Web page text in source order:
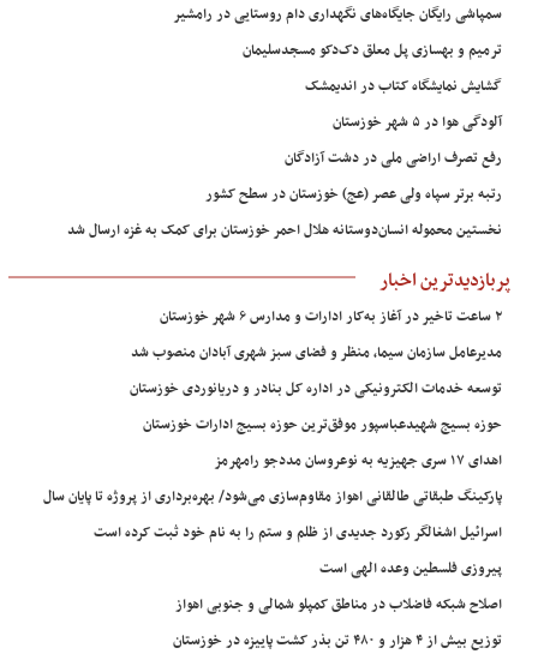
سمپاشی رایگان جایگاه‌های نگهداری دام روستایی در رامشیر
ترمیم و بهسازی پل معلق دک‌دکو مسجدسلیمان
گشایش نمایشگاه کتاب در اندیمشک
آلودگی هوا در ۵ شهر خوزستان
رفع تصرف اراضی ملی در دشت آزادگان
رتبه برتر سپاه ولی عصر (عج) خوزستان در سطح کشور
نخستین محموله انسان‌دوستانه هلال احمر خوزستان برای کمک به غزه ارسال شد
پربازدیدترین اخبار
۲ ساعت تاخیر در آغاز به‌کار ادارات و مدارس ۶ شهر خوزستان
مدیرعامل سازمان سیما، منظر و فضای سبز شهری آبادان منصوب شد
توسعه خدمات الکترونیکی در اداره کل بنادر و دریانوردی خوزستان
حوزه بسیج شهیدعباسپور موفق‌ترین حوزه بسیج ادارات خوزستان
اهدای ۱۷ سری جهیزیه به نوعروسان مددجو رامهرمز
پارکینگ طبقاتی طالقانی اهواز مقاوم‌سازی می‌شود/ بهره‌برداری از پروژه تا پایان سال
اسرائیل اشغالگر رکورد جدیدی از ظلم و ستم را به نام خود ثبت کرده است
پیروزی فلسطین وعده الهی است
اصلاح شبکه فاضلاب در مناطق کمپلو شمالی و جنوبی اهواز
توزیع بیش از ۴ هزار و ۴۸۰ تن بذر کشت پاییزه در خوزستان